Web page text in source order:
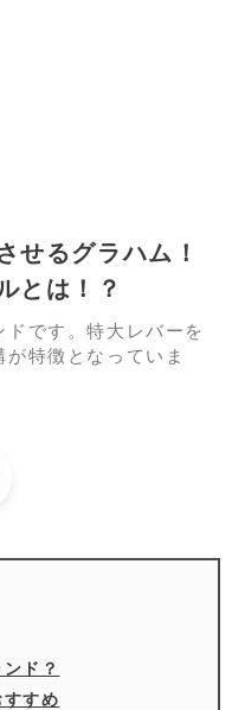
せるグラハム！
とは！？
です。特大レバーを
特徴となっていま
ド？
すすめ